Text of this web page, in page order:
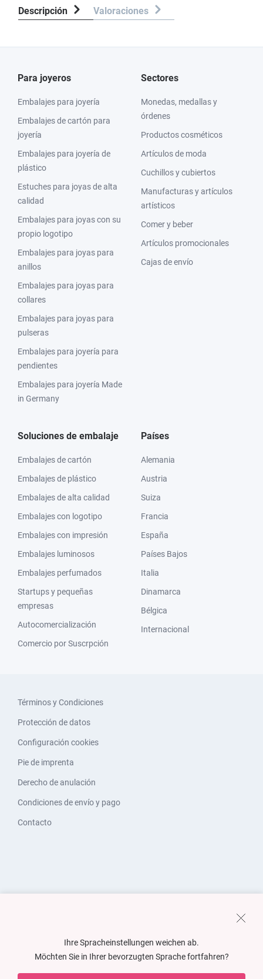
Descripción Valoraciones
Para joyeros
Embalajes para joyería
Embalajes de cartón para
joyería
Embalajes para joyería de
plástico
Estuches para joyas de alta
calidad
Embalajes para joyas con su
propio logotipo
Embalajes para joyas para
anillos
Embalajes para joyas para
collares
Embalajes para joyas para
pulseras
Embalajes para joyería para
pendientes
Embalajes para joyería Made
in Germany
Sectores
Monedas, medallas y
órdenes
Productos cosméticos
Artículos de moda
Cuchillos y cubiertos
Manufacturas y artículos
artísticos
Comer y beber
Artículos promocionales
Cajas de envío
Soluciones de embalaje
Embalajes de cartón
Embalajes de plástico
Embalajes de alta calidad
Embalajes con logotipo
Embalajes con impresión
Embalajes luminosos
Embalajes perfumados
Startups y pequeñas
empresas
Autocomercialización
Comercio por Suscrpción
Países
Alemania
Austria
Suiza
Francia
España
Países Bajos
Italia
Dinamarca
Bélgica
Internacional
Términos y Condiciones
Protección de datos
Configuración cookies
Pie de imprenta
Derecho de anulación
Condiciones de envío y pago
Contacto
Ihre Spracheinstellungen weichen ab.
Möchten Sie in Ihrer bevorzugten Sprache fortfahren?